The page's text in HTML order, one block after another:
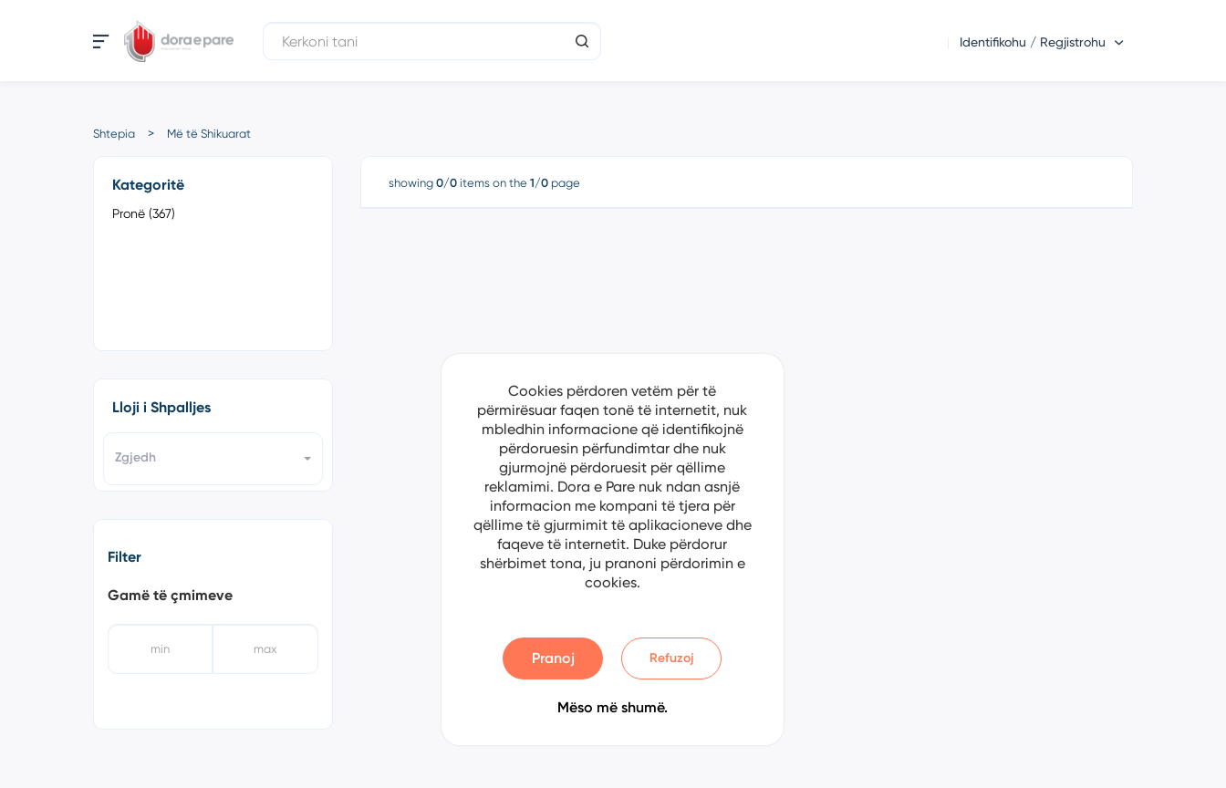
Identifikohu / Regjistrohu
Shtepia Më të Shikuarat
Kategoritë
Pronë (367)
Lloji i Shpalljes
Zgjedh
Filter
Gamë të çmimeve
showing 0/0 items on the 1/0page
Cookies përdoren vetëm për të
përmirësuar faqen tonë të internetit, nuk
mbledhin informacione që identifikojnë
përdoruesin përfundimtar dhe nuk
gjurmojnë përdoruesit për qëllime
reklamimi. Dora e Pare nuk ndan asnjë
informacion me kompani të tjera për
qëllime të gjurmimit të aplikacioneve dhe
faqeve të internetit. Duke përdorur
shërbimet tona, ju pranoni përdorimin e
cookies.
Pranoj Refuzoj
Mëso më shumë.